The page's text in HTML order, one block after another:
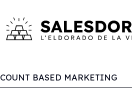
BASED MARKETING